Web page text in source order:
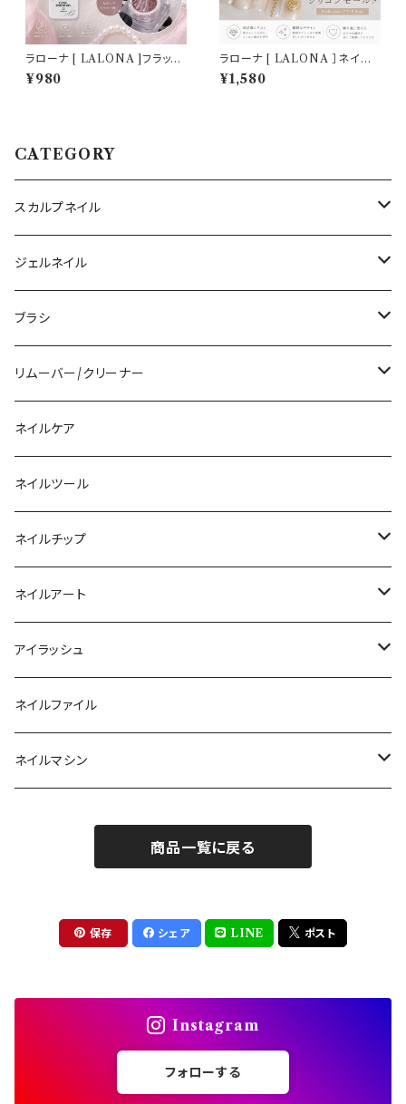
ラローナ [ LALONA ]フラッシ
ュスパイダージェル ( 3g ) ( 全3
色 )ネイルアート/ラインアート
¥980
ラローナ [ LALONA ］ネイル
シリコンモールド ( ミニクロス＆
ユリタイプ ) ジェルネイル/レジ
¥1,580
CATEGORY
スカルプネイル
アクリルジェル
アクリルリキッド
その他ツール
ジェルネイル
トップジェル
ベースジェル
ファンクションジェル
カラージェル
ベーシックカラージェル
マグネットジェル
ブラシ
ジェルブラシ
アクリルブラシ
マグネット
その他
リムーバー/クリーナー
リムーバー
クリーナー
アセトン
エタノール
ネイルケア
ネイルツール
ネイルチップ
ノーマルチップ
ソフトジェルチップ
ツール
ネイルアート
パール
パウダー
ストーン
ドライフラワー
アイラッシュ
まつげ
グルー/リムーバー
ネイルファイル
ネイルマシン
商品一覧に戻る
保存 シェア LINE ポスト
Instagram
フォローする